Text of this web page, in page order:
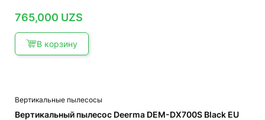
765,000 UZS
В корзину
Вертикальные пылесосы
Вертикальный пылесос Deerma DEM-DX700S Black EU